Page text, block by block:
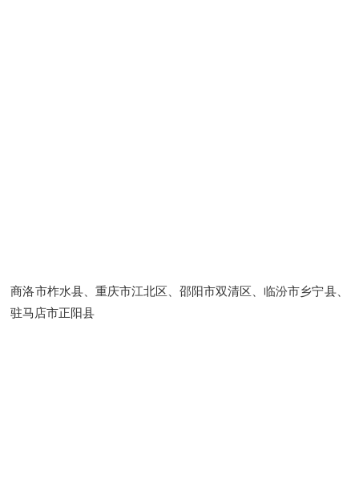
商洛市柞水县、重庆市江北区、邵阳市双清区、临汾市乡宁县、
驻马店市正阳县